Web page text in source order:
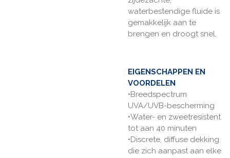
waterbestendige fluide is
gemakkelijk aan te
brengen en droogt snel.
EIGENSCHAPPEN EN
VOORDELEN
•Breedspectrum
UVA/UVB-bescherming
•Water- en zweetresistent
tot aan 40 minuten
•Discrete, diffuse dekking
die zich aanpast aan elke